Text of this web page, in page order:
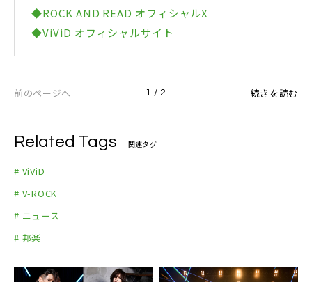
L’Arc-en-Ciel
GLAY
黒夢
the GazettE
●interview
松岡 充 (SOPHIA)
ミヤ (MUCC)
葉月 / 玲央 / 晁直 (lynch.)
Shou(Verde/) × AKi
◆ROCK AND READ オフィシャルX
◆ViViD オフィシャルサイト
前のページへ 1 / 2 続きを読む
Related Tags 関連タグ
# ViViD
# V-ROCK
# ニュース
# 邦楽